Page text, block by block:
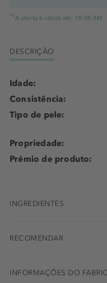
*1 A oferta é válida até: 19.08.AM
DESCRIÇÃO
Idade:
Consistência:
Tipo de pele:
Propriedade:
Prémio de produto:
INGREDIENTES
RECOMENDAR
INFORMAÇÕES DO